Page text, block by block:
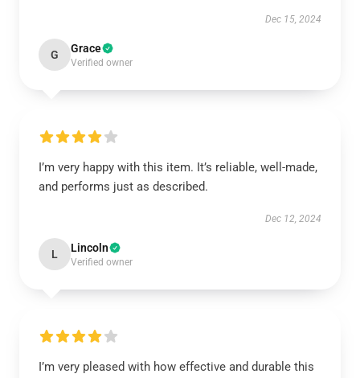
Dec 15, 2024
G Grace
Verified owner
I’m very happy with this item. It’s reliable, well-made,
and performs just as described.
Dec 12, 2024
L Lincoln
Verified owner
I’m very pleased with how effective and durable this